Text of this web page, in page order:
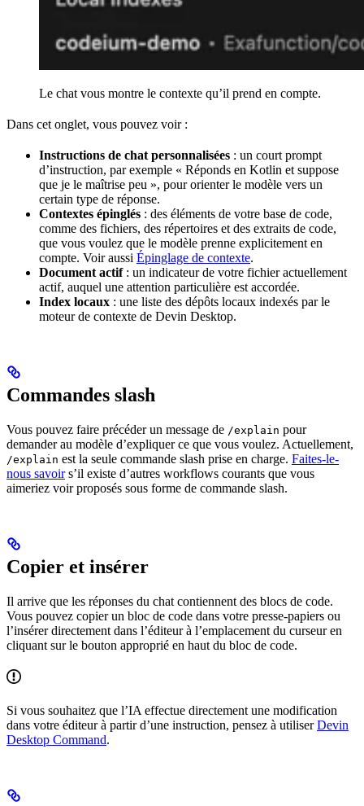
Le chat vous montre le contexte qu’il prend en compte.
Dans cet onglet, vous pouvez voir :
Instructions de chat personnalisées : un court prompt
d’instruction, par exemple « Réponds en Kotlin et suppose
que je le maîtrise peu », pour orienter le modèle vers un
certain type de réponse.
Contextes épinglés : des éléments de votre base de code,
comme des fichiers, des répertoires et des extraits de code,
que vous voulez que le modèle prenne explicitement en
compte. Voir aussi Épinglage de contexte.
Document actif: un indicateur de votre fichier actuellement
actif, auquel une attention particulière est accordée.
Index locaux : une liste des dépôts locaux indexés par le
moteur de contexte de Devin Desktop.
Commandes slash
Vous pouvez faire précéder un message de /explain pour
demander au modèle d’expliquer ce que vous voulez. Actuellement,
/explain est la seule commande slash prise en charge. Faites-le-
nous savoirs’il existe d’autres workflows courants que vous
aimeriez voir proposés sous forme de commande slash.
Copier et insérer
Il arrive que les réponses du chat contiennent des blocs de code.
Vous pouvez copier un bloc de code dans votre presse-papiers ou
l’insérer directement dans l’éditeur à l’emplacement du curseur en
cliquant sur le bouton approprié en haut du bloc de code.
Si vous souhaitez que l’IA effectue directement une modification
dans votre éditeur à partir d’une instruction, pensez à utiliserDevin
Desktop Command.